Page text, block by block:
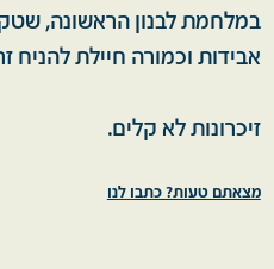
במלחמת לבנון הראשונה,
אבידות וכמורה חיילת להניח
זיכרונות לא קלים.
מצאתם טעות? כתבו לנו